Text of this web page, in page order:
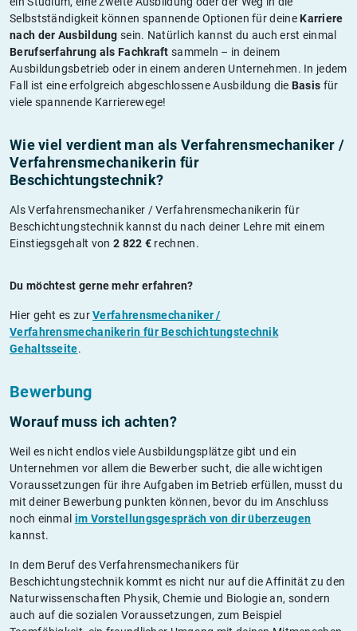
Selbstständigkeit können spannende Optionen für deine Karriere
nach der Ausbildung sein. Natürlich kannst du auch erst einmal
Berufserfahrung als Fachkraft sammeln – in deinem
Ausbildungsbetrieb oder in einem anderen Unternehmen. In jedem
Fall ist eine erfolgreich abgeschlossene Ausbildung die Basis für
viele spannende Karrierewege!
Wie viel verdient man als Verfahrensmechaniker /
Verfahrensmechanikerin für
Beschichtungstechnik?
Als Verfahrensmechaniker / Verfahrensmechanikerin für
Beschichtungstechnik kannst du nach deiner Lehre mit einem
Einstiegsgehalt von2 822 € rechnen.
Du möchtest gerne mehr erfahren?
Hier geht es zurVerfahrensmechaniker /
Verfahrensmechanikerin für Beschichtungstechnik
Gehaltsseite.
Bewerbung
Worauf muss ich achten?
Weil es nicht endlos viele Ausbildungsplätze gibt und ein
Unternehmen vor allem die Bewerber sucht, die alle wichtigen
Voraussetzungen für ihre Aufgaben im Betrieb erfüllen, musst du
mit deiner Bewerbung punkten können, bevor du im Anschluss
noch einmal im Vorstellungsgespräch von dir überzeugen
kannst.
In dem Beruf des Verfahrensmechanikers für
Beschichtungstechnik kommt es nicht nur auf die Affinität zu den
Naturwissenschaften Physik, Chemie und Biologie an, sondern
auch auf die sozialen Voraussetzungen, zum Beispiel